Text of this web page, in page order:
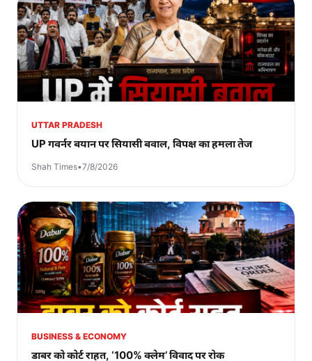
UTTAR PRADESH
UP गवर्नर बयान पर सियासी बवाल, विपक्ष का हमला तेज
Shah Times•7/8/2026
BUSINESS & ECONOMY
डाबर को कोर्ट राहत, ‘100% क्लेम’ विवाद पर रोक